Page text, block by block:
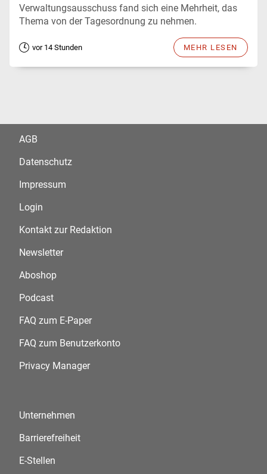
Verwaltungsausschuss fand sich eine Mehrheit, das
Thema von der Tagesordnung zu nehmen.
vor 14 Stunden MEHR LESEN
AGB
Datenschutz
Impressum
Login
Kontakt zur Redaktion
Newsletter
Aboshop
Podcast
FAQ zum E-Paper
FAQ zum Benutzerkonto
Privacy Manager
Unternehmen
Barrierefreiheit
E-Stellen